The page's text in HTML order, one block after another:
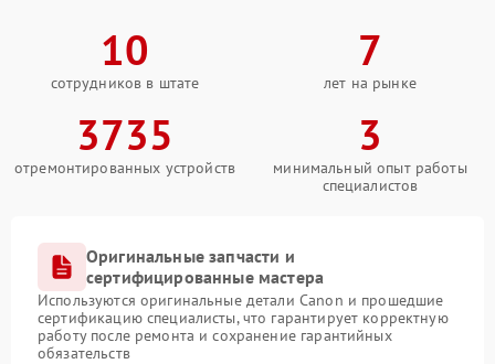
10
сотрудников в штате
7
лет на рынке
3735
отремонтированных устройств
3
минимальный опыт работы
специалистов
Оригинальные запчасти и
сертифицированные мастера
Используются оригинальные детали Canon и прошедшие
сертификацию специалисты, что гарантирует корректную
работу после ремонта и сохранение гарантийных
обязательств